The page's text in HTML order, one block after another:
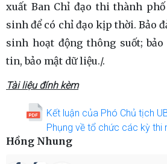
xuất Ban Chỉ đạo thi thành
sinh để có chỉ đạo kịp thời. Bảo
sinh hoạt động thông suốt;
tin, bảo mật dữ liệu./.
Tài liệu đính kèm
Kết luận của Phó Chủ tịch
Phụng về tổ chức các kỳ thi
Hồng Nhung